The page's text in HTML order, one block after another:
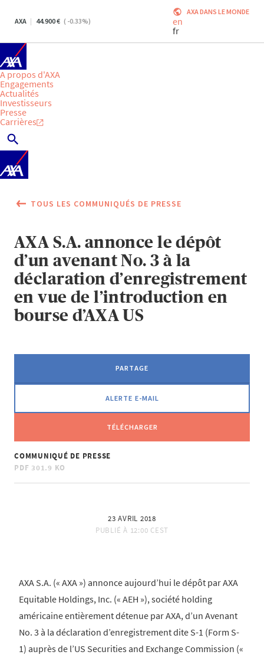
AXA 44.900 ( -0.33%)
AXA DANS LE MONDE
en
fr
A propos d'AXA
Engagements
Actualités
Investisseurs
Presse
Carrières
TOUS LES COMMUNIQUÉS DE PRESSE
AXA S.A. annonce le dépôt
d’un avenant No. 3 à la
déclaration d’enregistrement
en vue de l’introduction en
bourse d’AXA US
PARTAGE
ALERTE E-MAIL
TÉLÉCHARGER
COMMUNIQUÉ DE PRESSE
PDF 301.9 KO
23 AVRIL 2018
PUBLIÉ À 12:00 CEST
AXA S.A. (« AXA ») annonce aujourd’hui le dépôt par AXA
Equitable Holdings, Inc. (« AEH »), société holding
américaine entièrement détenue par AXA, d’un Avenant
No. 3 à la déclaration d’enregistrement dite S-1 (Form S-
1) auprès de l’US Securities and Exchange Commission («